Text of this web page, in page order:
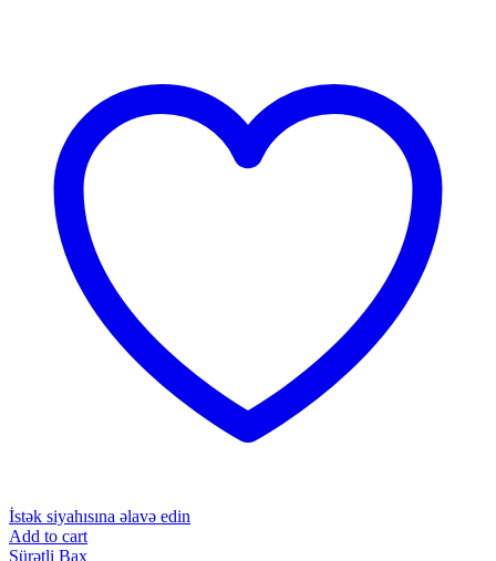
İstək siyahısına əlavə edin
Add to cart
Sürətli Bax